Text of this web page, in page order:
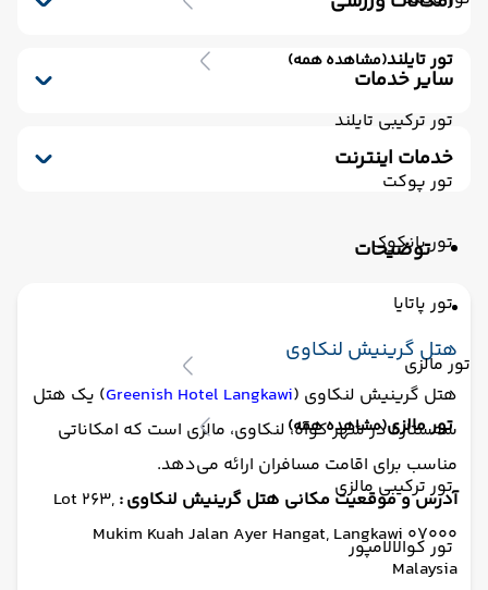
تور تایلند(مشاهده همه)
تور ترکیبی تایلند
تور پوکت
تور بانکوک
تور پاتایا
تور مالزی
تور مالزی(مشاهده همه)
تور ترکیبی مالزی
تور کوالالامپور
مینی بار رایگان
خشکشویی
صندوق امانات
سشوار
پذیرش 24 ساعته
یخچال
سایر خدمات
ترانسفر رفت (استقبال)
مکالمه کارکنان - مسلط به زبان انگلیسی
ترانسفر برگشت (بدرقه)
خدمات اینترنت
اینترنت
توضیحات
هتل گرینیش لنکاوی
هتل گرینیش لنکاوی (Greenish Hotel Langkawi) یک هتل
سه‌ستاره در شهر کوآه، لنکاوی، مالزی است که امکاناتی
مناسب برای اقامت مسافران ارائه می‌دهد.
آدرس و موقعیت مکانی هتل گرینیش لنکاوی:
Lot 263,
Mukim Kuah Jalan Ayer Hangat, Langkawi 07000
Malaysia